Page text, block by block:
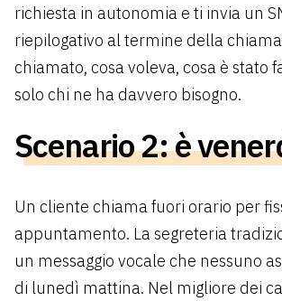
richiesta in autonomia e ti invia un
riepilogativo al termine della
chiamato, cosa voleva, cosa è stato
solo chi ne ha davvero bisogno.
Scenario 2: è
Un cliente chiama fuori orario per
appuntamento. La segreteria
un messaggio vocale che nessuno
di lunedì mattina. Nel migliore dei